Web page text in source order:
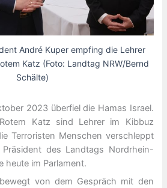
André Kuper empfing die Lehrer
Katz (Foto: Landtag NRW/Bernd
Schälte)
2023 überfiel die Hamas Israel.
Katz sind Lehrer im Kibbuz
Terroristen Menschen verschleppt
des Landtags Nordrhein-
heute im Parlament.
von dem Gespräch mit den